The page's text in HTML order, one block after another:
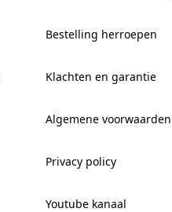
Bestelling herroepen
Klachten en garantie
Algemene voorwaarden
Privacy policy
Youtube kanaal